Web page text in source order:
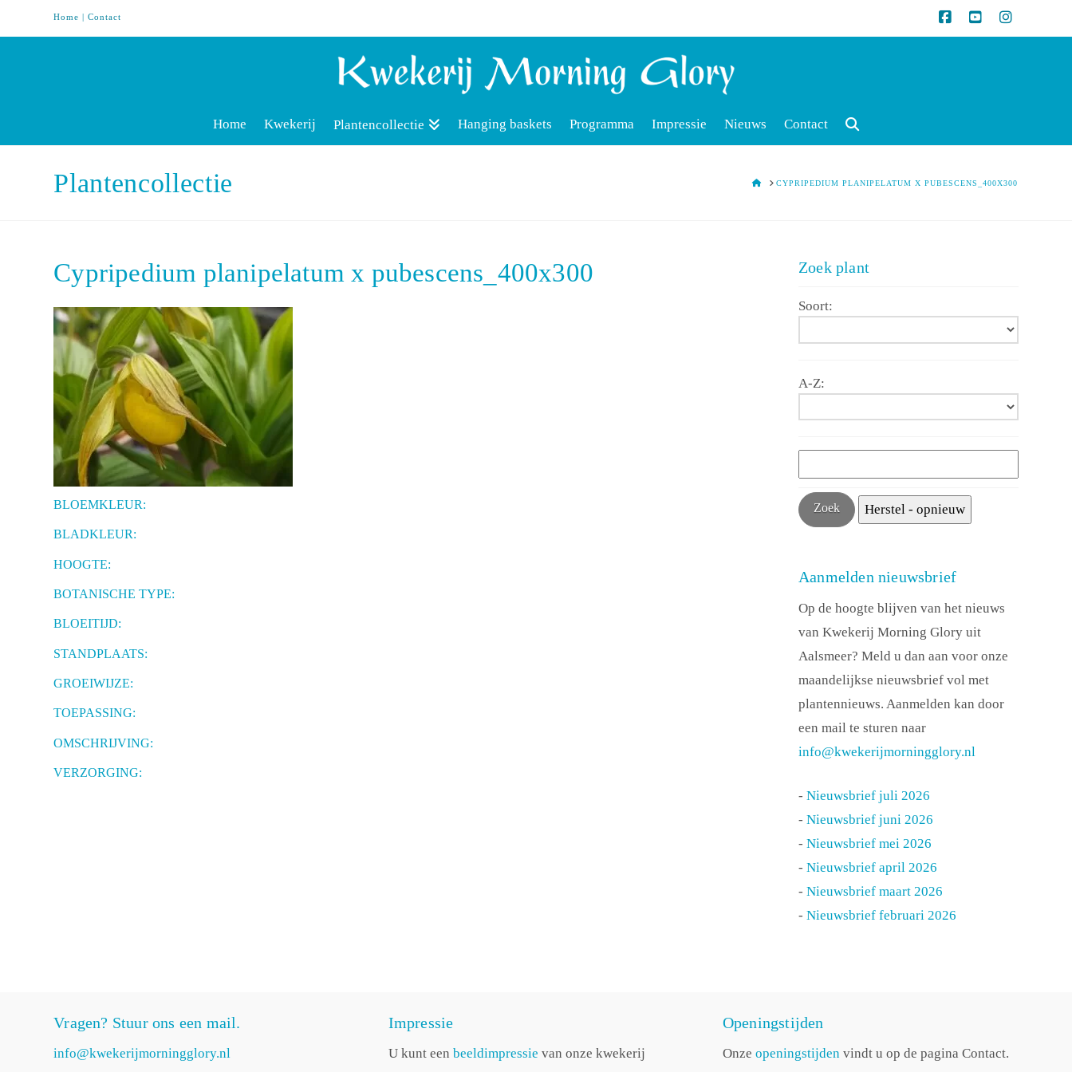
Home |Contact
Home Kwekerij Plantencollectie Hanging baskets Programma Impressie Nieuws Contact
Plantencollectie HOMECYPRIPEDIUM PLANIPELATUM X PUBESCENS_400X300
Cypripedium planipelatum x pubescens_400x300
BLOEMKLEUR:
BLADKLEUR:
HOOGTE:
BOTANISCHE TYPE:
BLOEITIJD:
STANDPLAATS:
GROEIWIJZE:
TOEPASSING:
OMSCHRIJVING:
VERZORGING:
Zoek plant
Soort:
A-Z:
Aanmelden nieuwsbrief
Op de hoogte blijven van het nieuws
van Kwekerij Morning Glory uit
Aalsmeer? Meld u dan aan voor onze
maandelijkse nieuwsbrief vol met
plantennieuws. Aanmelden kan door
een mail te sturen naar
info@kwekerijmorningglory.nl
-Nieuwsbrief juli 2026
-Nieuwsbrief juni 2026
-Nieuwsbrief mei 2026
-Nieuwsbrief april 2026
-Nieuwsbrief maart 2026
-Nieuwsbrief februari 2026
Vragen? Stuur ons een mail.
info@kwekerijmorningglory.nl
Impressie
U kunt een beeldimpressie van onze kwekerij
Openingstijden
Onze openingstijdenvindt u op de pagina Contact.